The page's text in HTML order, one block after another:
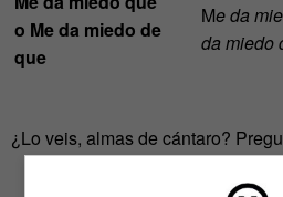
o Me da miedo de
que
Me da
da miedo
¿Lo veis, almas de cántaro?